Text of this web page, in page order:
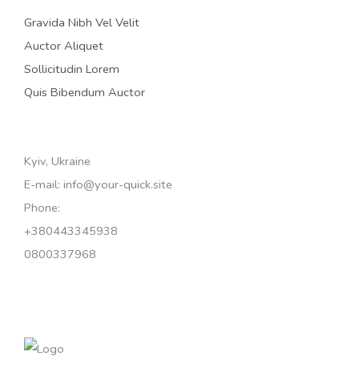
Gravida Nibh Vel Velit
Auctor Aliquet
Sollicitudin Lorem
Quis Bibendum Auctor
Kyiv, Ukraine
E-mail: info@your-quick.site
Phone:
+380443345938
0800337968